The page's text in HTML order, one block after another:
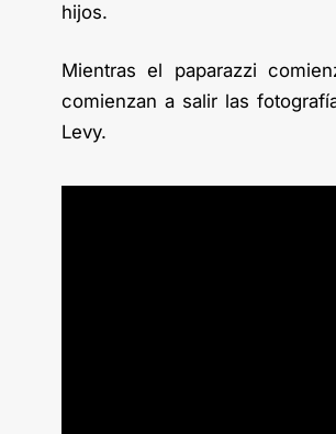
hijos.
Mientras el paparazzi
comienzan a salir las
Levy.